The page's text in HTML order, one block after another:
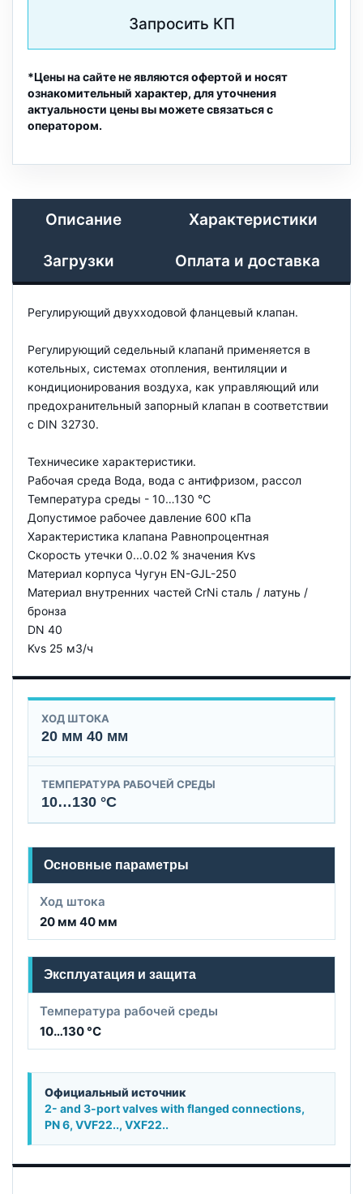
Запросить КП
*Цены на сайте не являются офертой и носят
ознакомительный характер, для уточнения
актуальности цены вы можете связаться с
оператором.
Описание Характеристики
Загрузки Оплата и доставка
Регулирующий двухходовой фланцевый клапан.
Регулирующий седельный клапанй применяется в
котельных, системах отопления, вентиляции и
кондиционирования воздуха, как управляющий или
предохранительный запорный клапан в соответствии
с DIN 32730.
Техничесике характеристики.
Рабочая среда Вода, вода с антифризом, рассол
Температура среды - 10…130 °C
Допустимое рабочее давление 600 кПа
Характеристика клапана Равнопроцентная
Скорость утечки 0...0.02 % значения Kvs
Материал корпуса Чугун EN-GJL-250
Материал внутренних частeй CrNi сталь / латунь /
бронза
DN 40
Kvs 25 м3/ч
ХОД ШТОКА
20 мм 40 мм
ТЕМПЕРАТУРА РАБОЧЕЙ СРЕДЫ
10…130 °C
Основные параметры
Ход штока
20 мм 40 мм
Эксплуатация и защита
Температура рабочей среды
10…130 °C
Официальный источник
2- and 3-port valves with flanged connections,
PN 6, VVF22.., VXF22..